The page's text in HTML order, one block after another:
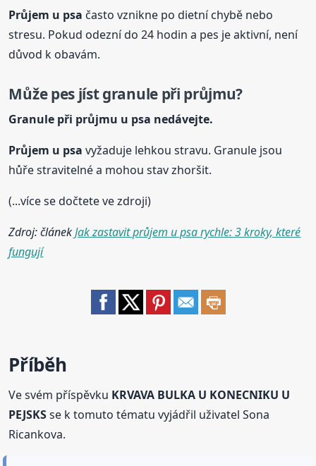
Průjem u psa často vznikne po dietní chybě nebo
stresu. Pokud odezní do 24 hodin a pes je aktivní, není
důvod k obavám.
Může pes jíst granule při průjmu?
Granule při průjmu u psa nedávejte.
Průjem u psa vyžaduje lehkou stravu. Granule jsou
hůře stravitelné a mohou stav zhoršit.
(...více se dočtete ve zdroji)
Zdroj: článekJak zastavit průjem u psa rychle: 3 kroky, které
fungují
Příběh
Ve svém příspěvku KRVAVA BULKA U KONECNIKU U
PEJSKSse k tomuto tématu vyjádřil uživatel Sona
Ricankova.